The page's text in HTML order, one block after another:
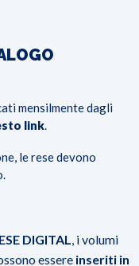
mensilmente dagli
link.
le rese devono
DIGITAL, i volumi
essere inseriti in